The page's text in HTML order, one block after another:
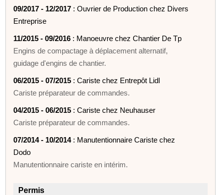
09/2017 - 12/2017 : Ouvrier de Production chez Divers
Entreprise
11/2015 - 09/2016 : Manoeuvre chez Chantier De Tp
Engins de compactage à déplacement alternatif,
guidage d'engins de chantier.
06/2015 - 07/2015 : Cariste chez Entrepôt Lidl
Cariste préparateur de commandes.
04/2015 - 06/2015 : Cariste chez Neuhauser
Cariste préparateur de commandes.
07/2014 - 10/2014: Manutentionnaire Cariste chez
Dodo
Manutentionnaire cariste en intérim.
Permis